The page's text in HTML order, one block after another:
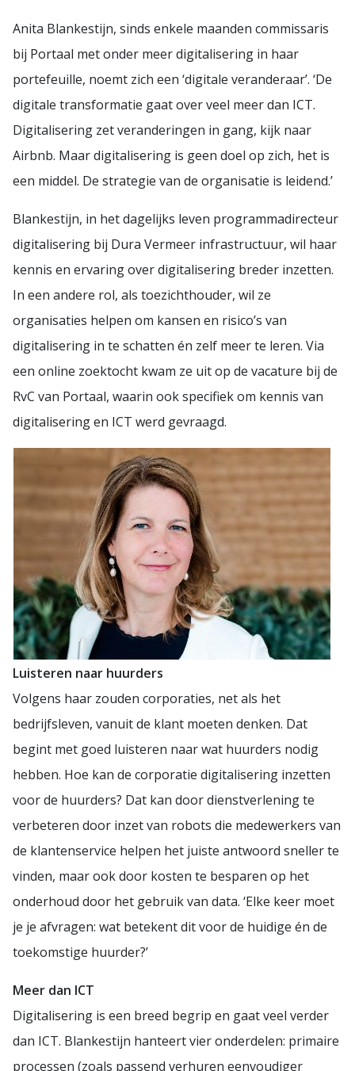
Anita Blankestijn, sinds enkele maanden commissaris
bij Portaal met onder meer digitalisering in haar
portefeuille, noemt zich een ‘digitale veranderaar’. ‘De
digitale transformatie gaat over veel meer dan ICT.
Digitalisering zet veranderingen in gang, kijk naar
Airbnb. Maar digitalisering is geen doel op zich, het is
een middel. De strategie van de organisatie is leidend.’
Blankestijn, in het dagelijks leven programmadirecteur
digitalisering bij Dura Vermeer infrastructuur, wil haar
kennis en ervaring over digitalisering breder inzetten.
In een andere rol, als toezichthouder, wil ze
organisaties helpen om kansen en risico’s van
digitalisering in te schatten én zelf meer te leren. Via
een online zoektocht kwam ze uit op de vacature bij de
RvC van Portaal, waarin ook specifiek om kennis van
digitalisering en ICT werd gevraagd.
Luisteren naar huurders
Volgens haar zouden corporaties, net als het
bedrijfsleven, vanuit de klant moeten denken. Dat
begint met goed luisteren naar wat huurders nodig
hebben. Hoe kan de corporatie digitalisering inzetten
voor de huurders? Dat kan door dienstverlening te
verbeteren door inzet van robots die medewerkers van
de klantenservice helpen het juiste antwoord sneller te
vinden, maar ook door kosten te besparen op het
onderhoud door het gebruik van data. ‘Elke keer moet
je je afvragen: wat betekent dit voor de huidige én de
toekomstige huurder?’
Meer dan ICT
Digitalisering is een breed begrip en gaat veel verder
dan ICT. Blankestijn hanteert vier onderdelen: primaire
processen (zoals passend verhuren eenvoudiger